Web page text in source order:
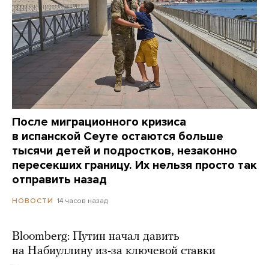
После миграционного кризиса
в испанской Сеуте остаются больше
тысячи детей и подростков, незаконно
пересекших границу. Их нельзя просто так
отправить назад
НОВОСТИ 14 часов назад
Bloomberg: Путин начал давить
на Набиуллину из-за ключевой ставки